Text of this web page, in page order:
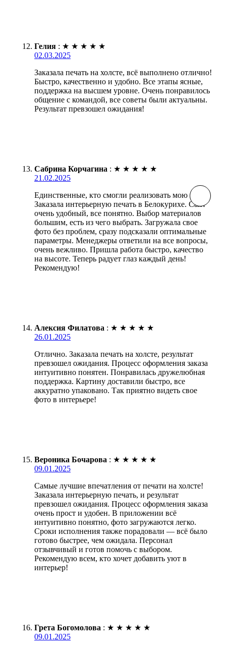
Гелия : ★ ★ ★ ★ ★
02.03.2025
Заказала печать на холсте, всё выполнено отлично!
Быстро, качественно и удобно. Все этапы ясные,
поддержка на высшем уровне. Очень понравилось
общение с командой, все советы были актуальны.
Результат превзошел ожидания!
Сабрина Корчагина : ★ ★ ★ ★ ★
21.02.2025
Единственные, кто смогли реализовать мою идею.
Заказала интерьерную печать в Белокурихе. Сайт
очень удобный, все понятно. Выбор материалов
большим, есть из чего выбрать. Загружала свое
фото без проблем, сразу подсказали оптимальные
параметры. Менеджеры ответили на все вопросы,
очень вежливо. Пришла работа быстро, качество
на высоте. Теперь радует глаз каждый день!
Рекомендую!
Алексия Филатова : ★ ★ ★ ★ ★
26.01.2025
Отлично. Заказала печать на холсте, результат
превзошел ожидания. Процесс оформления заказа
интуитивно понятен. Понравилась дружелюбная
поддержка. Картину доставили быстро, все
аккуратно упаковано. Так приятно видеть свое
фото в интерьере!
Вероника Бочарова : ★ ★ ★ ★ ★
09.01.2025
Самые лучшие впечатления от печати на холсте!
Заказала интерьерную печать, и результат
превзошел ожидания. Процесс оформления заказа
очень прост и удобен. В приложении всё
интуитивно понятно, фото загружаются легко.
Сроки исполнения также порадовали — всё было
готово быстрее, чем ожидала. Персонал
отзывчивый и готов помочь с выбором.
Рекомендую всем, кто хочет добавить уют в
интерьер!
Грета Богомолова : ★ ★ ★ ★ ★
09.01.2025